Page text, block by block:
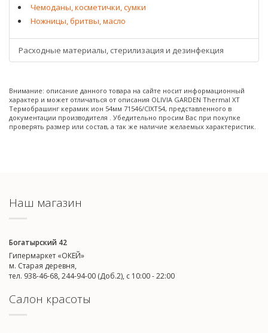
Чемоданы, косметички, сумки
Ножницы, бритвы, масло
Расходные материалы, стерилизация и дезинфекция
Внимание: описание данного товара на сайте носит информационный
характер и может отличаться от описания OLIVIA GARDEN Thermal XT
Термобрашинг керамик ион 54мм 71546/CIXT54, представленного в
документации производителя . Убедительно просим Вас при покупке
проверять размер или состав, а так же наличие желаемых характеристик.
Наш магазин
Богатырский 42
Гипермаркет «ОКЕЙ»
м. Старая деревня,
тел. 938-46-68, 244-94-00 (Доб.2), c 10:00 - 22:00
Салон красоты